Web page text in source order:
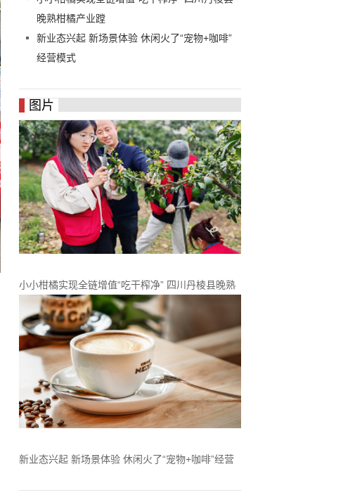
晚熟柑橘产业蹚
新业态兴起 新场景体验 休闲火了“宠物+咖啡”
经营模式
图片
小小柑橘实现全链增值“吃干榨净” 四川丹棱县晚熟
柑橘产业蹚
新业态兴起 新场景体验 休闲火了“宠物+咖啡”经营